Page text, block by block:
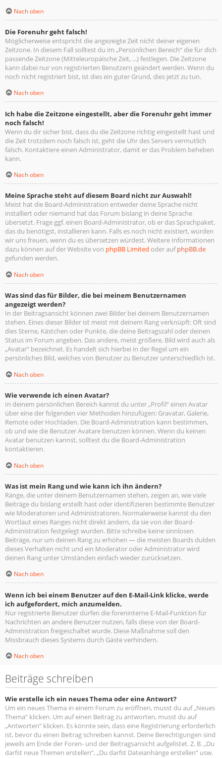
Nach oben
Die Forenuhr geht falsch!
Möglicherweise entspricht die angezeigte Zeit nicht deiner eigenen
Zeitzone. In diesem Fall solltest du im „Persönlichen Bereich“ die für dich
passende Zeitzone (Mitteleuropäische Zeit, ...) festlegen. Die Zeitzone
kann dabei nur von registrierten Benutzern geändert werden. Wenn du
noch nicht registriert bist, ist dies ein guter Grund, dies jetzt zu tun.
Nach oben
Ich habe die Zeitzone eingestellt, aber die Forenuhr geht immer
noch falsch!
Wenn du dir sicher bist, dass du die Zeitzone richtig eingestellt hast und
die Zeit trotzdem noch falsch ist, geht die Uhr des Servers vermutlich
falsch. Kontaktiere einen Administrator, damit er das Problem beheben
kann.
Nach oben
Meine Sprache steht auf diesem Board nicht zur Auswahl!
Meist hat die Board-Administration entweder deine Sprache nicht
installiert oder niemand hat das Forum bislang in deine Sprache
übersetzt. Frage ggf. einen Board-Administrator, ob er das Sprachpaket,
das du benötigst, installieren kann. Falls es noch nicht existiert, würden
wir uns freuen, wenn du es übersetzen würdest. Weitere Informationen
dazu können auf der Website von phpBB Limited oder aufphpBB.de
gefunden werden.
Nach oben
Was sind das für Bilder, die bei meinem Benutzernamen
angezeigt werden?
In der Beitragsansicht können zwei Bilder bei deinem Benutzernamen
stehen. Eines dieser Bilder ist meist mit deinem Rang verknüpft: Oft sind
dies Sterne, Kästchen oder Punkte, die deine Beitragszahl oder deinen
Status im Forum angeben. Das andere, meist größere, Bild wird auch als
„Avatar“ bezeichnet. Es handelt sich hierbei in der Regel um ein
persönliches Bild, welches von Benutzer zu Benutzer unterschiedlich ist.
Nach oben
Wie verwende ich einen Avatar?
In deinem persönlichen Bereich kannst du unter „Profil“ einen Avatar
über eine der folgenden vier Methoden hinzufügen: Gravatar, Galerie,
Remote oder Hochladen. Die Board-Administration kann bestimmen,
ob und wie die Benutzer Avatare benutzen können. Wenn du keinen
Avatar benutzen kannst, solltest du die Board-Administration
kontaktieren.
Nach oben
Was ist mein Rang und wie kann ich ihn ändern?
Ränge, die unter deinem Benutzernamen stehen, zeigen an, wie viele
Beiträge du bislang erstellt hast oder identifizieren bestimmte Benutzer
wie Moderatoren und Administratoren. Normalerweise kannst du den
Wortlaut eines Ranges nicht direkt ändern, da sie von der Board-
Administration festgelegt wurden. Bitte schreibe keine sinnlosen
Beiträge, nur um deinen Rang zu erhöhen — die meisten Boards dulden
dieses Verhalten nicht und ein Moderator oder Administrator wird
deinen Rang unter Umständen einfach wieder zurücksetzen.
Nach oben
Wenn ich bei einem Benutzer auf den E-Mail-Link klicke, werde
ich aufgefordert, mich anzumelden.
Nur registrierte Benutzer dürfen die foreninterne E-Mail-Funktion für
Nachrichten an andere Benutzer nutzen, falls diese von der Board-
Administration freigeschaltet wurde. Diese Maßnahme soll den
Missbrauch dieses Systems durch Gäste verhindern.
Nach oben
Beiträge schreiben
Wie erstelle ich ein neues Thema oder eine Antwort?
Um ein neues Thema in einem Forum zu eröffnen, musst du auf „Neues
Thema“ klicken. Um auf einen Beitrag zu antworten, musst du auf
„Antworten“ klicken. Es könnte sein, dass eine Registrierung erforderlich
ist, bevor du einen Beitrag schreiben kannst. Deine Berechtigungen sind
jeweils am Ende der Foren- und der Beitragsansicht aufgelistet. Z. B. „Du
darfst neue Themen erstellen“, „Du darfst Dateianhänge erstellen“ usw.